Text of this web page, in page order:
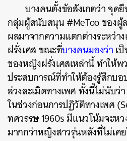
บางคนตั้งข้อสังเกตว่า จุด
กลุ่มผู้สนับสนุน #MeToo ของผู้
ผลมาจากความแตกต่างระหว่า
ฝรั่งเศส ขณะที่บางคนมองว่าเ
ของหญิงฝรั่งเศสเหล่านี้ ทำให้พ
ประสบการณ์ที่ทำให้ต้องรู้สึกบอ
ล่วงละเมิดทางเพศ ทั้งนี้ไม่นับ
ในช่วงก่อนการปฏิวัติทางเพศ
ทศวรรษ 1960s มีแนวโน้มจะห
มากกว่าหญิงสาวรุ่นหลังที่ไม่เค